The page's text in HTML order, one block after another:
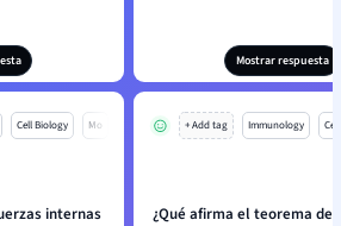
Mostrar respuesta
Cell Biology Mo
internas
+ Add tag Immunology
¿Qué afirma el teorema de